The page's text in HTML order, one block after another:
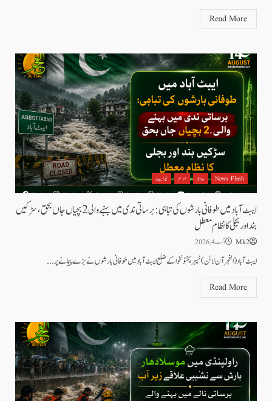
Read More
News Flash حادثہ موسم نیوز بیٹ
ایبٹ آباد میں طوفانی بارشوں کی تباہی: برساتی ندی میں بہنے والی 2 بچیاں جاں بحق، سڑکیں
بند اور بجلی کا نظام معطل
Mk2 اگست 4, 2026
ایبٹ آباد (الفجرآن لائن) خیبر پختونخوا کے ضلع ایبٹ آباد میں طوفانی بارشوں نے بڑے پیمانے پر...
Read More